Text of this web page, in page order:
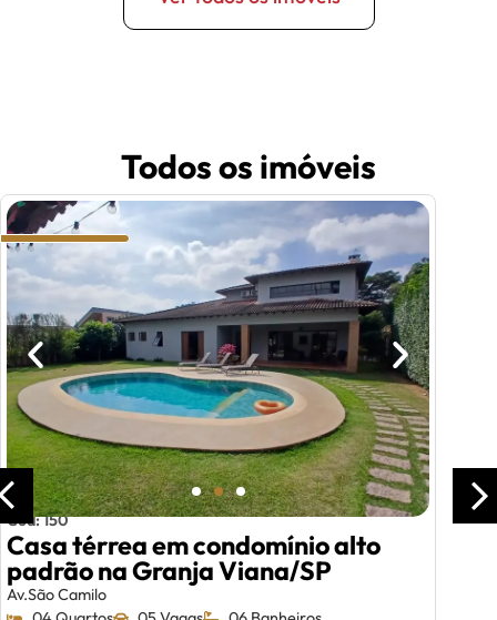
Todos os imóveis
Cód: 150
Casa térrea em condomínio alto
padrão na Granja Viana/SP
Av.São Camilo